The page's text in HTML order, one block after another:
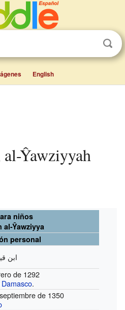
English
niños
al-Ŷawziyya
personal
ابن
de 1292
Damasco.
de 1350